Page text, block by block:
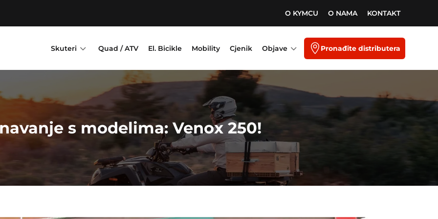
O KYMCU O NAMA KONTAKT
Skuteri 3 Quad / ATV El. Bicikle Mobility Cjenik Objave3  Pronađite distributera
s modelima: Venox 250!